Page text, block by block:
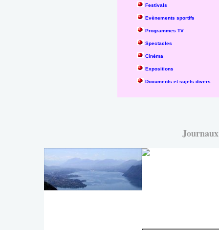
Festivals
Evènements sportifs
Programmes TV
Spectacles
Cinéma
Expositions
Documents et sujets divers